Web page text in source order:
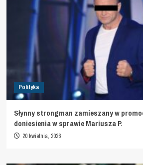
Polityka
Słynny strongman zamieszany w
doniesienia w sprawie Mariusza P.
20 kwietnia, 2026